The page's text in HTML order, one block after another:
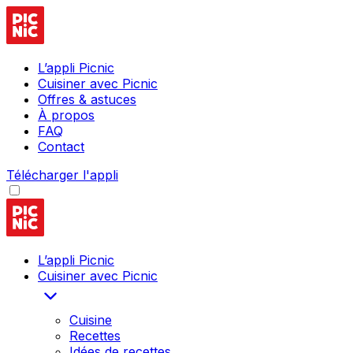
L’appli Picnic
Cuisiner avec Picnic
Offres & astuces
À propos
FAQ
Contact
Télécharger l'appli
L’appli Picnic
Cuisiner avec Picnic
Cuisine
Recettes